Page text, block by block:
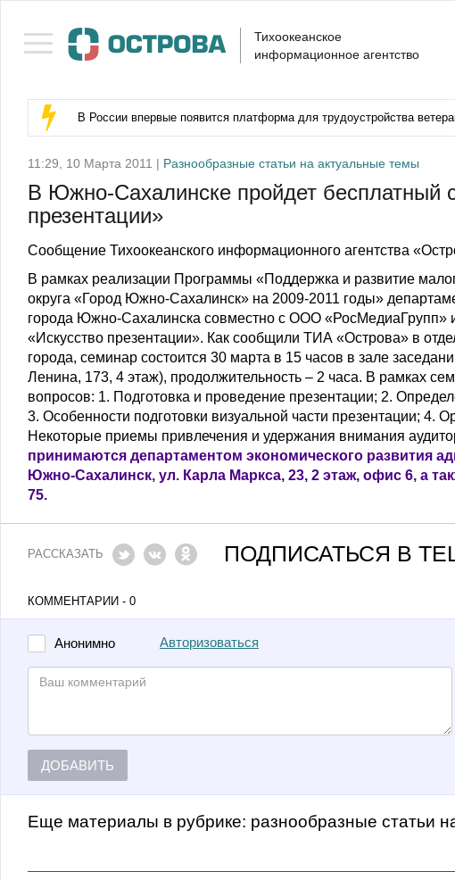
Тихоокеанское
информационное агентство
В России впервые появится платформа для трудоустройства
11:29, 10 Марта 2011 | Разнообразные статьи на актуальные темы
В Южно-Сахалинске пройдет бесплатный
презентации»
Сообщение Тихоокеанского информационного агентства
В рамках реализации Программы «Поддержка и развитие
округа «Город Южно-Сахалинск» на 2009-2011 годы»
города Южно-Сахалинска совместно с ООО «РосМедиаГрупп»
«Искусство презентации». Как сообщили ТИА «Острова» в
города, семинар состоится 30 марта в 15 часов в зале
Ленина, 173, 4 этаж), продолжительность – 2 часа. В рамках
вопросов: 1. Подготовка и проведение презентации; 2.
3. Особенности подготовки визуальной части презентации; 4.
Некоторые приемы привлечения и удержания внимания
принимаются департаментом экономического развития
Южно-Сахалинск, ул. Карла Маркса, 23, 2 этаж, офис 6, а
75.
РАССКАЗАТЬ ПОДПИСАТЬСЯ В
КОММЕНТАРИИ - 0
Анонимно Авторизоваться
ДОБАВИТЬ
Еще материалы в рубрике: Разнообразные статьи